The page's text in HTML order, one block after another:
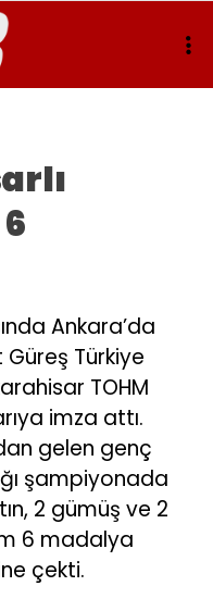
Ankara’da
Türkiye
TOHM
imza attı.
gelen genç
şampiyonada
2 gümüş ve 2
6 madalya
çekti.